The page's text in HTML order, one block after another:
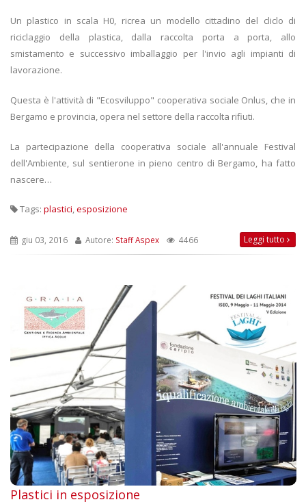
Un plastico in scala H0, ricrea un modello cittadino del cliclo di
riciclaggio della plastica, dalla raccolta porta a porta, allo
smistamento e successivo imballaggio per l'invio agli impianti di
lavorazione.
Questa è l'attività di "Ecosviluppo" cooperativa sociale Onlus, che in
Bergamo e provincia, opera nel settore della raccolta rifiuti.
La partecipazione della cooperativa sociale all'annuale Festival
dell'Ambiente, sul sentierone in pieno centro di Bergamo, ha fatto
nascere…
Tags: plastici,esposizione
giu 03, 2016 Autore: Staff Aspex 4466 Leggi tutto
Plastici in esposizione